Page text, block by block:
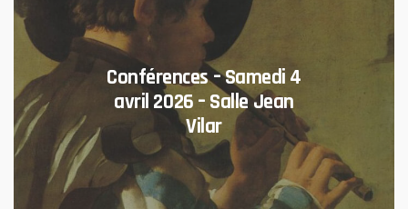
Conférences – Samedi 4
avril 2026 – Salle Jean
Vilar